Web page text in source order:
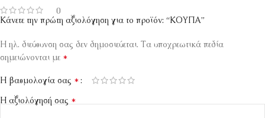
0
Κάνετε την πρώτη αξιολόγηση για το προϊόν: “ΚΟΥΠΑ”
Η ηλ. διεύθυνση σας δεν δημοσιεύεται. Τα υποχρεωτικά πεδία
σημειώνονται με *
Η βαθμολογία σας *
Η αξιολόγησή σας *